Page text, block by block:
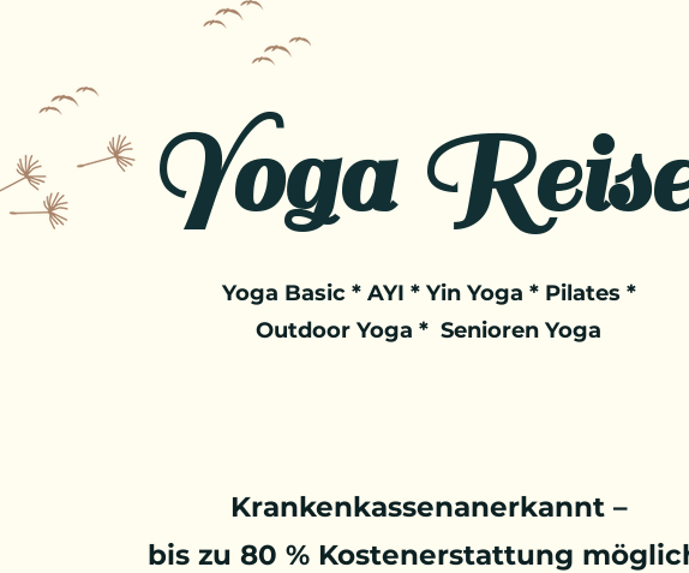
Yoga
Yoga Basic * AYI * Yin Yoga * Pilates *
Outdoor Yoga * Senioren Yoga
Krankenkassenanerkannt –
bis zu 80 % Kostenerstattung